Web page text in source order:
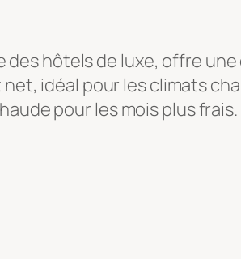
hôtels de luxe, offre
idéal pour les climats
pour les mois plus frais.